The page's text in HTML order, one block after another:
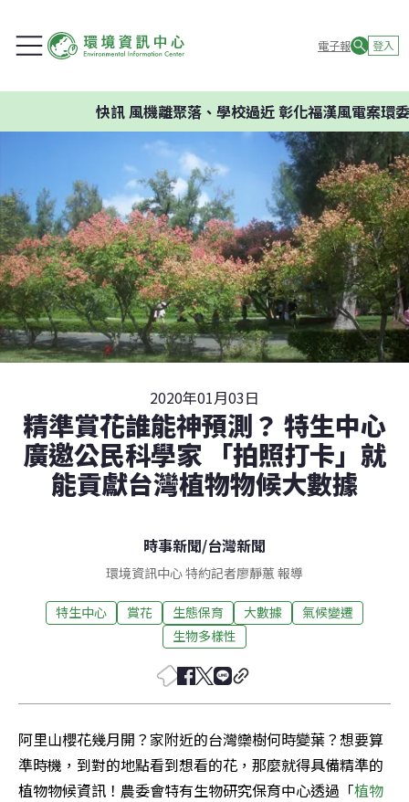
電子報 登入
風機離聚落、學校過近 彰化福漢風電案環委建議
2020年01月03日
精準賞花誰能神預測？ 特生中心
廣邀公民科學家 「拍照打卡」就
能貢獻台灣植物物候大數據
時事新聞/台灣新聞
環境資訊中心 特約記者廖靜蕙 報導
特生中心 賞花 生態保育 大數據
氣候變遷
生物多樣性
阿里山櫻花幾月開？家附近的台灣欒樹何時變葉？想要算
準時機，到對的地點看到想看的花，那麼就得具備精準的
植物物候資訊！農委會特有生物研究保育中心透過「植物